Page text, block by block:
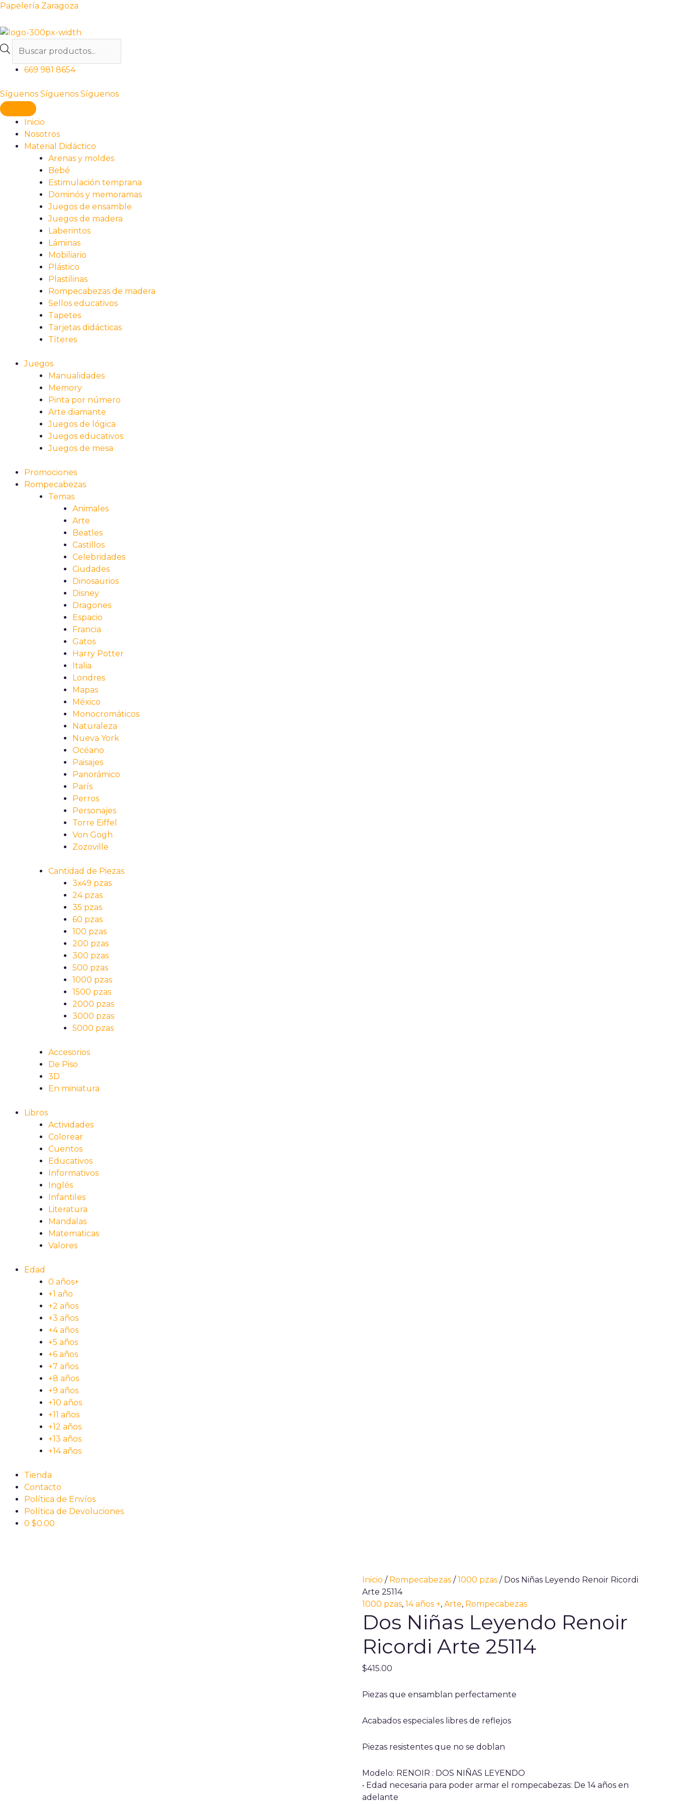
Ir
contenido
Papelería Zaragoza
Products
669 981 8654
Síguenos Síguenos Síguenos
Inicio
Nosotros
Material Didáctico
Arenas y moldes
Bebé
Estimulación temprana
Dominós y memoramas
Juegos de ensamble
Juegos de madera
Laberintos
Láminas
Mobiliario
Plástico
Plastilinas
Rompecabezas de madera
Sellos educativos
Tapetes
Tarjetas didácticas
Títeres
Juegos
Manualidades
Memory
Pinta por número
Arte diamante
Juegos de lógica
Juegos educativos
Juegos de mesa
Promociones
Rompecabezas
Temas
Animales
Arte
Beatles
Castillos
Celebridades
Ciudades
Dinosaurios
Disney
Dragones
Espacio
Francia
Gatos
Harry Potter
Italia
Londres
Mapas
México
Monocromáticos
Naturaleza
Nueva York
Océano
Paisajes
Panorámico
París
Perros
Personajes
Torre Eiffel
Von Gogh
Zozoville
Cantidad de Piezas
3x49 pzas
24 pzas
35 pzas
60 pzas
100 pzas
200 pzas
300 pzas
500 pzas
1000 pzas
1500 pzas
2000 pzas
3000 pzas
5000 pzas
Accesorios
De Piso
3D
En miniatura
Libros
Actividades
Colorear
Cuentos
Educativos
Informativos
Inglés
Infantiles
Literatura
Mandalas
Matematicas
Valores
Edad
0 años+
+1 año
+2 años
+3 años
+4 años
+5 años
+6 años
+7 años
+8 años
+9 años
+10 años
+11 años
+12 años
+13 años
+14 años
Tienda
Contacto
Política de Envíos
Política de Devoluciones
0 $0.00
Inicio / Rompecabezas /1000 pzas / Dos Niñas Leyendo Renoir Ricordi
Arte 25114
1000 pzas, 14 años +, Arte, Rompecabezas
Dos Niñas Leyendo Renoir
Ricordi Arte 25114
$415.00
Piezas que ensamblan perfectamente
Acabados especiales libres de reflejos
Piezas resistentes que no se doblan
Modelo: RENOIR : DOS NIÑAS LEYENDO
• Edad necesaria para poder armar el rompecabezas: De 14 años en
adelante
Dos
Niñas
Leyendo
Renoir
Ricordi
Arte
25114
cantidad